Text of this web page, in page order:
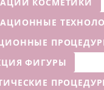
ФИГУРЫ